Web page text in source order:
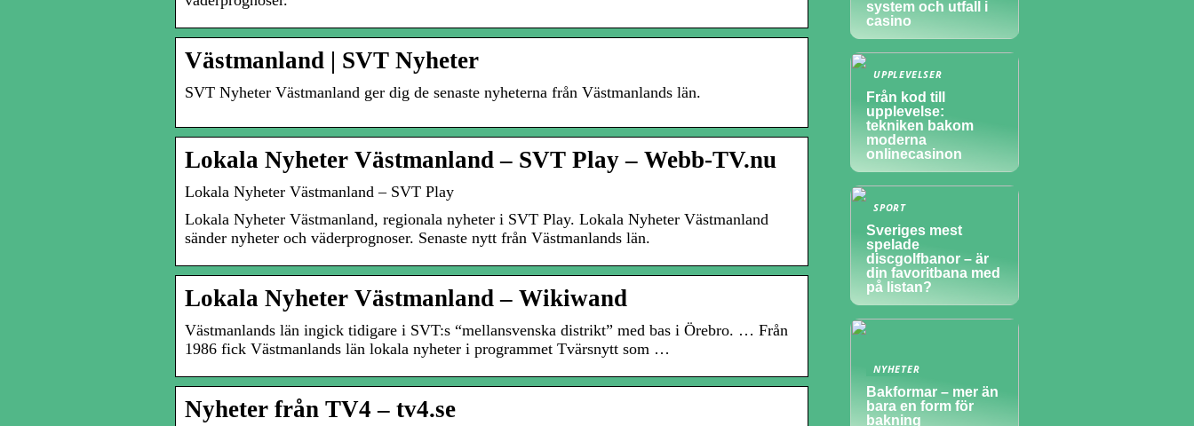
Västmanland | SVT Nyheter
SVT Nyheter Västmanland ger dig de senaste nyheterna från Västmanlands län.
Lokala Nyheter Västmanland – SVT Play – Webb-TV.nu
Lokala Nyheter Västmanland – SVT Play
Lokala Nyheter Västmanland, regionala nyheter i SVT Play. Lokala Nyheter Västmanland
sänder nyheter och väderprognoser. Senaste nytt från Västmanlands län.
Lokala Nyheter Västmanland – Wikiwand
Västmanlands län ingick tidigare i SVT:s “mellansvenska distrikt” med bas i Örebro. … Från
1986 fick Västmanlands län lokala nyheter i programmet Tvärsnytt som …
Nyheter från TV4 – tv4.se
system och utfall i
casino
UPPLEVELSER
Från kod till
upplevelse:
tekniken bakom
moderna
onlinecasinon
SPORT
Sveriges mest
spelade
discgolfbanor – är
din favoritbana med
på listan?
NYHETER
Bakformar – mer än
bara en form för
bakning